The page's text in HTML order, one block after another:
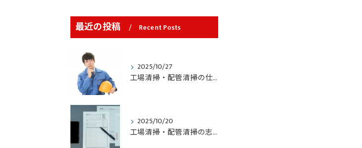
最近の投稿 Recent Posts
2025/10/27
工場清掃・配管清掃の仕事になるには？未経験から始める方法と必要なスキルを解説！
2025/10/20
工場清掃・配管清掃の志望動機はどう書く？志望理由の考え方と成功のポイントを解説！